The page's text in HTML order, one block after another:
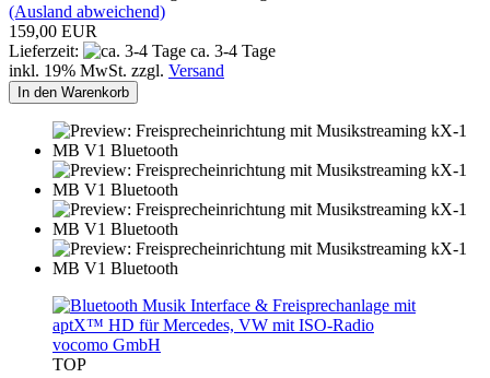
(Ausland abweichend)
159,00 EUR
Lieferzeit:
ca. 3-4 Tage
inkl. 19% MwSt. zzgl. Versand
In den Warenkorb
vocomo GmbH
TOP